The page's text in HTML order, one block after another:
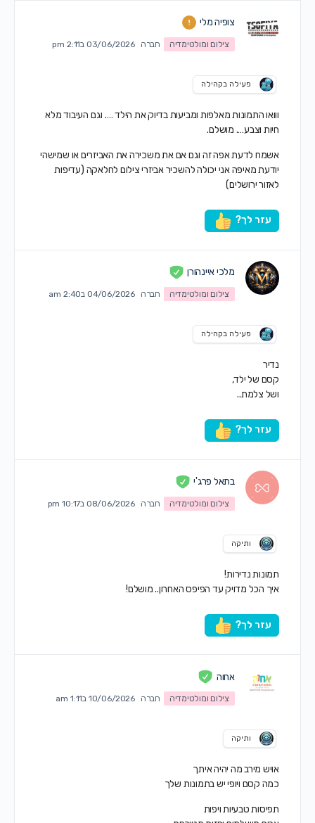
צופיה מלי
צילום ומולטימדיה חברה 03/06/2026 ב2:11 pm
פעילה בקהילה
ווואו התמונות מאלפות ומביעות בדיוק את הילד …. וגם העיבוד מלא
חיות וצבע…. מושלם.
אשמח לדעת אפה זה וגם אם את משכירה את האביזרים או שמישהי
יודעת מאיפה אני יכולה להשכיר אביזרי צילום לחלאקה (עדיפות
לאזור ירושלים)
עזר לך?
מלכי איינהורן
צילום ומולטימדיה חברה 04/06/2026 ב2:40 am
פעילה בקהילה
נדיר
קסם של ילד,
ושל צלמת..
עזר לך?
בתאל פרג'י
צילום ומולטימדיה חברה 08/06/2026 ב10:17 pm
ותיקה
תמונות נדירות!
איך הכל מדויק עד הפיפס האחרון.. מושלם!
עזר לך?
אחוה
צילום ומולטימדיה חברה 10/06/2026 ב1:11 am
ותיקה
אויש מירב מה יהיה איתך
כמה קסם ויופי יש בתמונות שלך
תפיסות טבעיות ויפות